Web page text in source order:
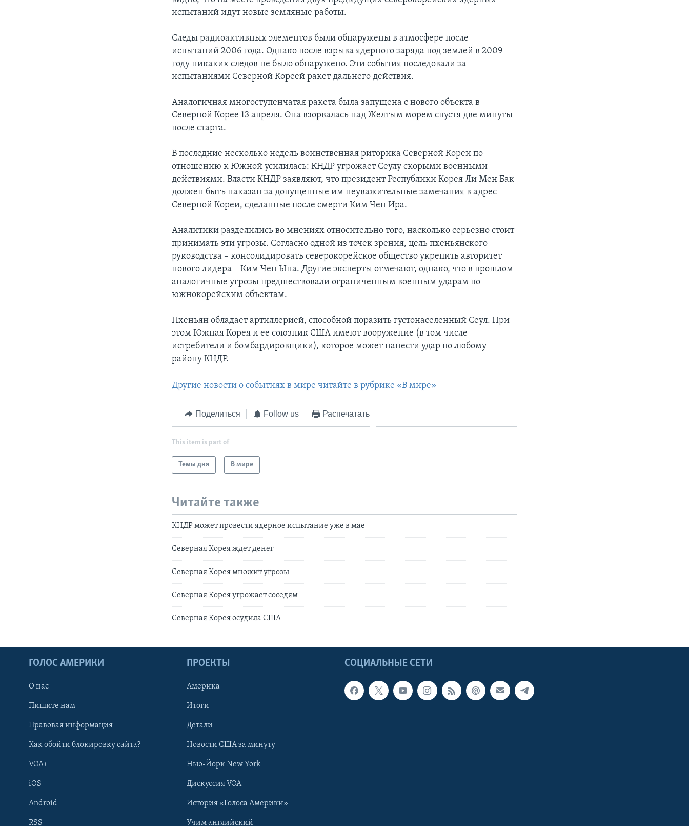
испытаний идут новые земляные работы.
Следы радиоактивных элементов были обнаружены в атмосфере после
испытаний 2006 года. Однако после взрыва ядерного заряда под землей в 2009
году никаких следов не было обнаружено. Эти события последовали за
испытаниями Северной Кореей ракет дальнего действия.
Аналогичная многоступенчатая ракета была запущена с нового объекта в
Северной Корее 13 апреля. Она взорвалась над Желтым морем спустя две минуты
после старта.
В последние несколько недель воинственная риторика Северной Кореи по
отношению к Южной усилилась: КНДР угрожает Сеулу скорыми военными
действиями. Власти КНДР заявляют, что президент Республики Корея Ли Мен Бак
должен быть наказан за допущенные им неуважительные замечания в адрес
Северной Кореи, сделанные после смерти Ким Чен Ира.
Аналитики разделились во мнениях относительно того, насколько серьезно стоит
принимать эти угрозы. Согласно одной из точек зрения, цель пхеньянского
руководства – консолидировать северокорейское общество укрепить авторитет
нового лидера – Ким Чен Ына. Другие эксперты отмечают, однако, что в прошлом
аналогичные угрозы предшествовали ограниченным военным ударам по
южнокорейским объектам.
Пхеньян обладает артиллерией, способной поразить густонаселенный Сеул. При
этом Южная Корея и ее союзник США имеют вооружение (в том числе –
истребители и бомбардировщики), которое может нанести удар по любому
району КНДР.
Другие новости о событиях в мире читайте в рубрике «В мире»
Поделиться Follow us Распечатать
This item is part of
Темы дня В мире
Читайте также
КНДР может провести ядерное испытание уже в мае
Северная Корея ждет денег
Северная Корея множит угрозы
Северная Корея угрожает соседям
Северная Корея осудила США
СОЦИАЛЬНЫЕ СЕТИ
ГОЛОС АМЕРИКИ
О нас
Пишите нам
Правовая информация
Как обойти блокировку сайта?
VOA+
iOS
Android
RSS
ПРОЕКТЫ
Америка
Итоги
Детали
Новости США за минуту
Нью-Йорк New York
Дискуссия VOA
История «Голоса Америки»
Учим английский